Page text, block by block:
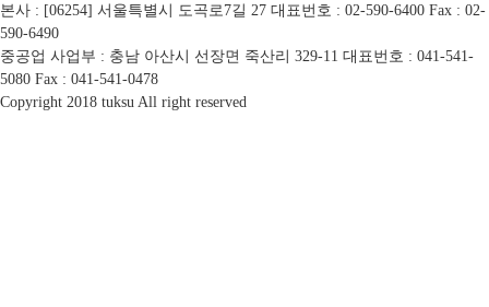
본사 : [06254] 서울특별시 도곡로7길 27 대표번호 : 02-590-6400 Fax : 02-
590-6490
중공업 사업부 : 충남 아산시 선장면 죽산리 329-11 대표번호 : 041-541-
5080 Fax : 041-541-0478
Copyright 2018 tuksu All right reserved